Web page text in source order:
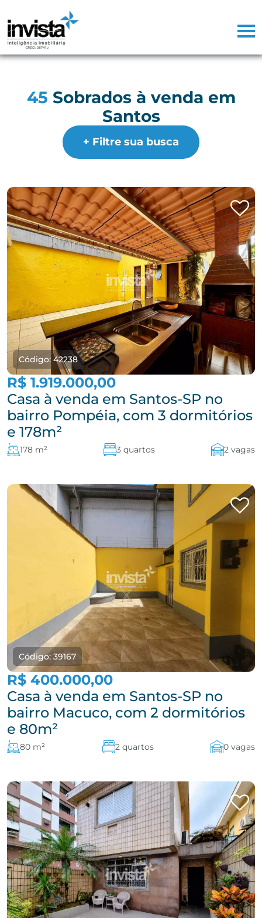
45 Sobrados à venda em
Santos
+ Filtre sua busca
Código: 42238
R$ 1.919.000,00
Casa à venda em Santos-SP no
bairro Pompéia, com 3 dormitórios
e 178m²
178 m² 3 quartos 2 vagas
Código: 39167
R$ 400.000,00
Casa à venda em Santos-SP no
bairro Macuco, com 2 dormitórios
e 80m²
80 m² 2 quartos 0 vagas